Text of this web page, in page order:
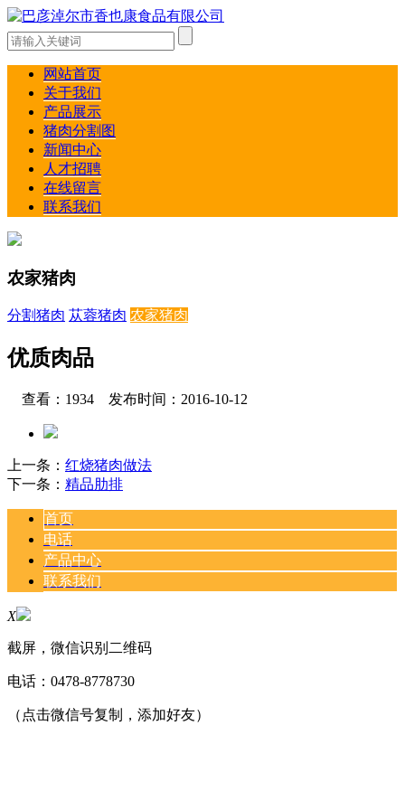
网站首页
关于我们
产品展示
猪肉分割图
新闻中心
人才招聘
在线留言
联系我们
农家猪肉
分割猪肉 苁蓉猪肉 农家猪肉
优质肉品
查看：1934 发布时间：2016-10-12
上一条： 红烧猪肉做法
下一条： 精品肋排
首页
电话
产品中心
联系我们
X
截屏，微信识别二维码
电话： 0478-8778730
（点击微信号复制，添加好友）